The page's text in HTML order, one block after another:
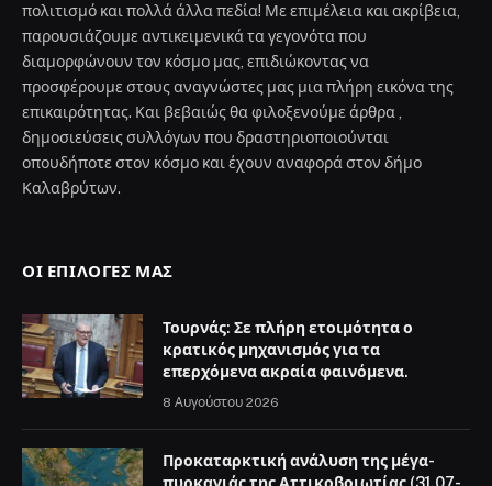
πολιτισμό και πολλά άλλα πεδία! Με επιμέλεια και ακρίβεια,
παρουσιάζουμε αντικειμενικά τα γεγονότα που
διαμορφώνουν τον κόσμο μας, επιδιώκοντας να
προσφέρουμε στους αναγνώστες μας μια πλήρη εικόνα της
επικαιρότητας. Και βεβαιώς θα φιλοξενούμε άρθρα ,
δημοσιεύσεις συλλόγων που δραστηριοποιούνται
οπουδήποτε στον κόσμο και έχουν αναφορά στον δήμο
Καλαβρύτων.
ΟΙ ΕΠΙΛΟΓΈΣ ΜΑΣ
Τουρνάς: Σε πλήρη ετοιμότητα ο
κρατικός μηχανισμός για τα
επερχόμενα ακραία φαινόμενα.
8 Αυγούστου 2026
Προκαταρκτική ανάλυση της μέγα-
πυρκαγιάς της Αττικοβοιωτίας (31.07-